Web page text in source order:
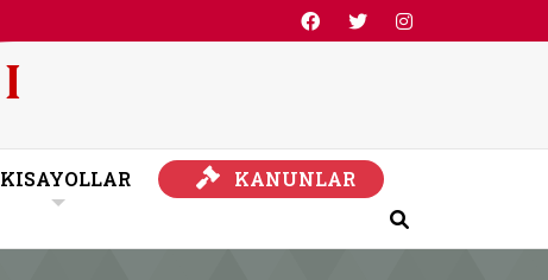
KISAYOLLAR KANUNLAR
KANUNLAR